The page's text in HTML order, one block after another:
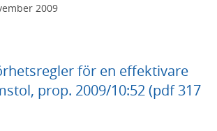
2009
för en effektivare
prop. 2009/10:52 (pdf 317